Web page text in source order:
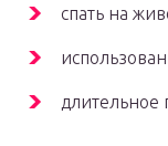
спать на
длительное